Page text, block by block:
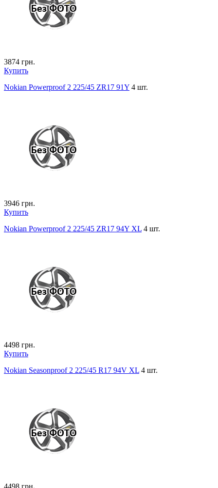
3874 грн.
Купить
Nokian Powerproof 2 225/45 ZR17 91Y 4 шт.
3946 грн.
Купить
Nokian Powerproof 2 225/45 ZR17 94Y XL 4 шт.
4498 грн.
Купить
Nokian Seasonproof 2 225/45 R17 94V XL 4 шт.
4498 грн.